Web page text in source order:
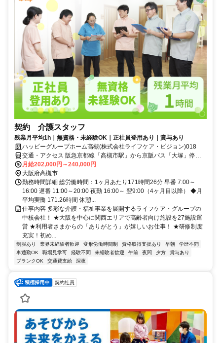
契約 介護スタッフ
残業月平均1h｜無資格・未経験OK｜正社員登用あり｜賞与あり
ハッピーグループホーム高槻(株式会社ライフケア・ビジョン)018
交通・アクセス 阪急京都線「高槻市駅」から京阪バス「大塚」停よ
り徒歩5分または阪急京都線「茨木市駅」から京阪バス「竹の内町」
停より徒歩3分
月給202,000円～240,000円
大阪府高槻市
勤務時間詳細 総労働時間：1ヶ月あたり171時間26分 早番 7:00～
16:00 遅番 11:00～20:00 夜勤 16:00～ 翌9:00（4ヶ月目以降） ◆月
平均実働 171.26時間 休憩...
仕事内容 多彩な介護・福祉事業を展開するライフケア・グループの
中核会社！ ★大阪を中心に関西エリアで高齢者向け施設を27施設運
営 ★利用者さまからの「ありがとう」が嬉しいお仕事！ ★研修制度
充実！初め...
制服あり 業界未経験者歓迎 変形労働時間制 資格取得支援あり 早朝
学歴不問
車通勤OK
職場見学可 経験不問 未経験者歓迎 午前 夜間 夕方
賞与あり
ブランクOK
交通費支給 深夜
契約社員